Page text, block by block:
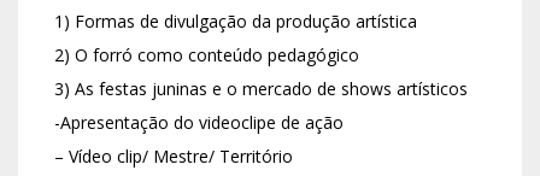
1) Formas de divulgação da produção artística
2) O forró como conteúdo pedagógico
3) As festas juninas e o mercado de shows artísticos
-Apresentação do videoclipe de ação
– Vídeo clip/ Mestre/ Território